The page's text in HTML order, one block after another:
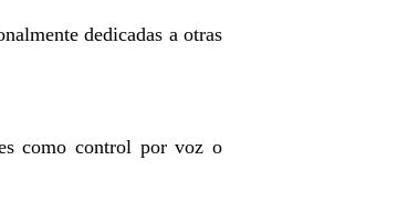
dedicadas a otras
como control por voz o